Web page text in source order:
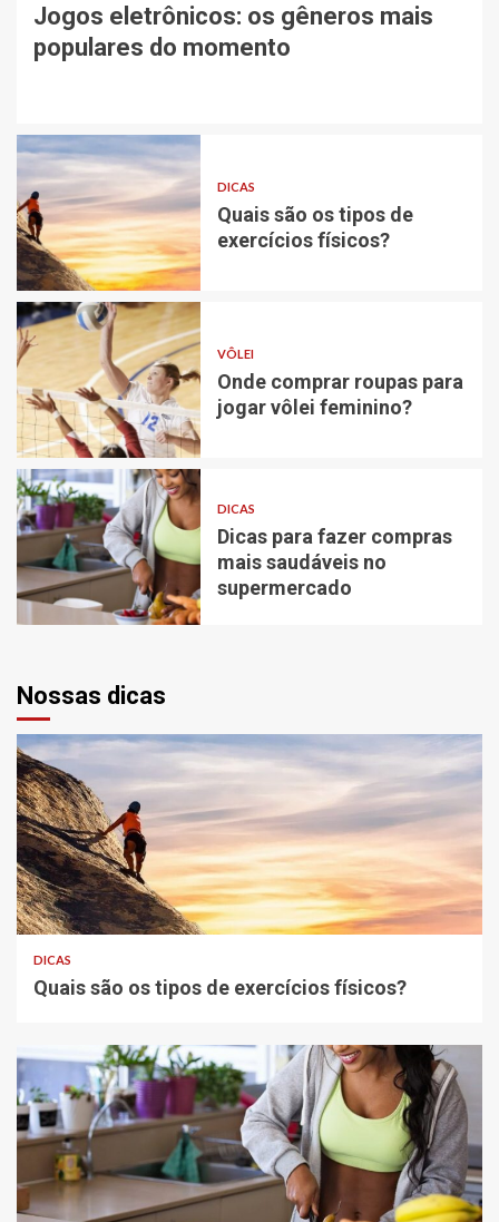
Jogos eletrônicos: os gêneros mais
populares do momento
DICAS
Quais são os tipos de
exercícios físicos?
VÔLEI
Onde comprar roupas para
jogar vôlei feminino?
DICAS
Dicas para fazer compras
mais saudáveis no
supermercado
Nossas dicas
DICAS
Quais são os tipos de exercícios físicos?